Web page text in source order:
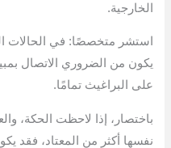
الخارجية.
استشر متخصصًا: في الحالات
يكون من الضروري الاتصال
على البراغيث تمامًا.
باختصار، إذا لاحظت الحكة،
نفسها أكثر من المعتاد، فقد